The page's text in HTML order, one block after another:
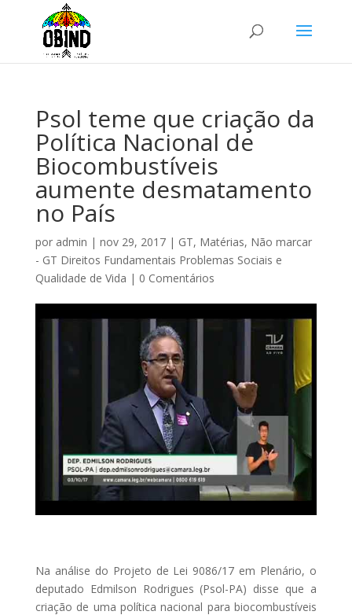
Psol teme que criação da
Política Nacional de
Biocombustíveis
aumente desmatamento
no País
por admin | nov 29, 2017| GT, Matérias, Não marcar
- GT Direitos Fundamentais Problemas Sociais e
Qualidade de Vida | 0 Comentários
Na análise do Projeto de Lei 9086/17 em Plenário, o
deputado Edmilson Rodrigues (Psol-PA) disse que a
criação de uma política nacional para biocombustíveis